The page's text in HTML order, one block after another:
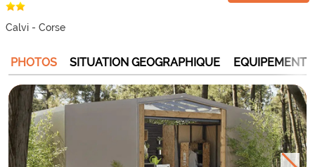
Calvi - Corse
PHOTOS SITUATION GEOGRAPHIQUE